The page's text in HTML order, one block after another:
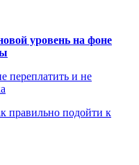
уровень на фоне
переплатить и не
правильно подойти к